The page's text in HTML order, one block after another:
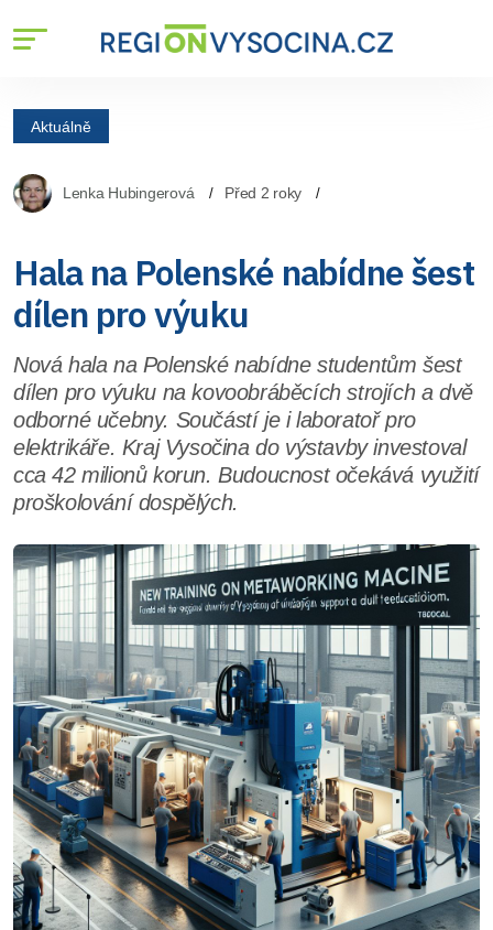
Aktuálně
Lenka Hubingerová Před 2 roky
Hala na Polenské nabídne šest
dílen pro výuku
Nová hala na Polenské nabídne studentům šest
dílen pro výuku na kovoobráběcích strojích a dvě
odborné učebny. Součástí je i laboratoř pro
elektrikáře. Kraj Vysočina do výstavby investoval
cca 42 milionů korun. Budoucnost očekává využití
proškolování dospělých.